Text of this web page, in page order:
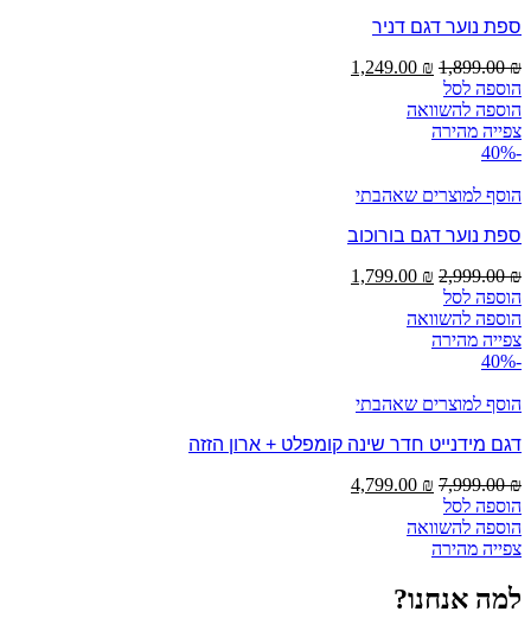
ספת נוער דגם דניר
1,899.00₪
המחיר
היה:
1,899.00 ₪.
1,249.00 ₪
הוספה לסל
הוספה להשוואה
צפייה מהירה
-40%
הוסף למוצרים שאהבתי
ספת נוער דגם בורוכוב
2,999.00₪
המחיר
היה:
2,999.00 ₪.
1,799.00 ₪
הוספה לסל
הוספה להשוואה
צפייה מהירה
-40%
הוסף למוצרים שאהבתי
דגם מידנייט חדר שינה קומפלט + ארון הזזה
7,999.00₪
המחיר
היה:
7,999.00 ₪.
4,799.00 ₪
המחיר
הוספה לסל
הוספה להשוואה
צפייה מהירה
למה אנחנו?